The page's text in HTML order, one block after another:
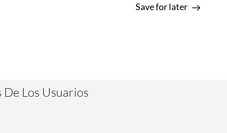
Save for later
Los Usuarios